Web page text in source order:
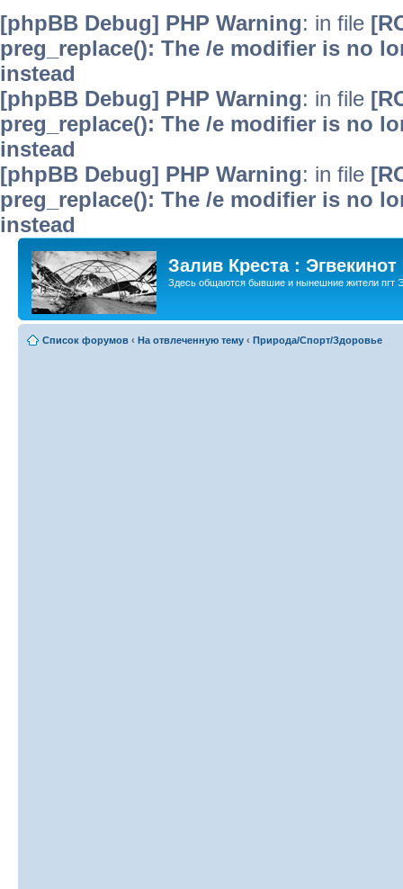
[phpBB Debug] PHP Warning: in file
preg_replace(): The /e modifier is no
instead
[phpBB Debug] PHP Warning: in file
preg_replace(): The /e modifier is no
instead
[phpBB Debug] PHP Warning: in file
preg_replace(): The /e modifier is no
instead
Залив Креста : Эгвекинот
Здесь общаются бывшие и нынешние жители пгт
Список форумов ‹ На отвлеченную тему ‹ Природа/Спорт/Здоровье